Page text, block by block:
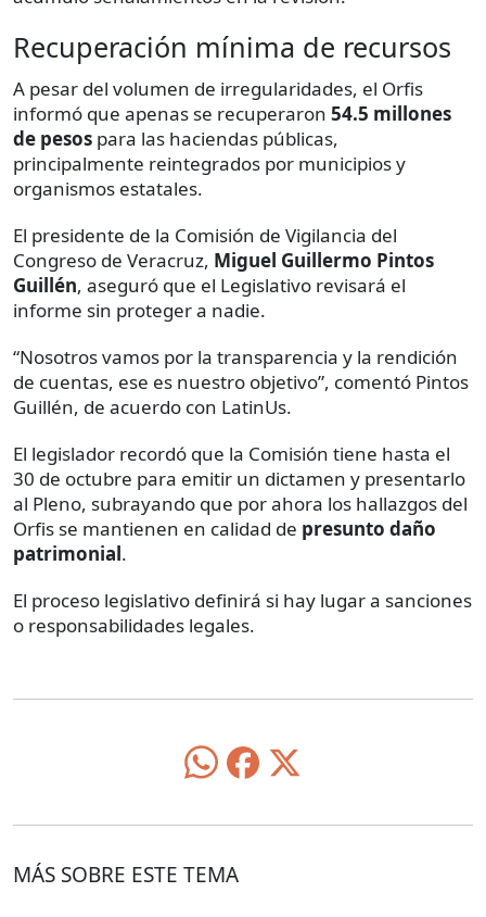
Recuperación mínima de recursos
A pesar del volumen de irregularidades, el Orfis
informó que apenas se recuperaron 54.5 millones
de pesos para las haciendas públicas,
principalmente reintegrados por municipios y
organismos estatales.
El presidente de la Comisión de Vigilancia del
Congreso de Veracruz, Miguel Guillermo Pintos
Guillén, aseguró que el Legislativo revisará el
informe sin proteger a nadie.
“Nosotros vamos por la transparencia y la rendición
de cuentas, ese es nuestro objetivo”, comentó Pintos
Guillén, de acuerdo con LatinUs.
El legislador recordó que la Comisión tiene hasta el
30 de octubre para emitir un dictamen y presentarlo
al Pleno, subrayando que por ahora los hallazgos del
Orfis se mantienen en calidad de presunto daño
patrimonial.
El proceso legislativo definirá si hay lugar a sanciones
o responsabilidades legales.
MÁS SOBRE ESTE TEMA